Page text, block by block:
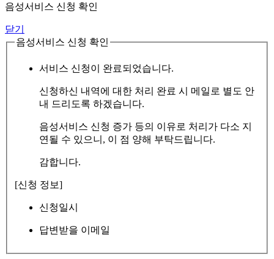
음성서비스 신청 확인
닫기
음성서비스 신청 확인
서비스 신청이 완료되었습니다.
신청하신 내역에 대한 처리 완료 시 메일로 별도 안
내 드리도록 하겠습니다.
음성서비스 신청 증가 등의 이유로 처리가 다소 지
연될 수 있으니, 이 점 양해 부탁드립니다.
감합니다.
[신청 정보]
신청일시
답변받을 이메일